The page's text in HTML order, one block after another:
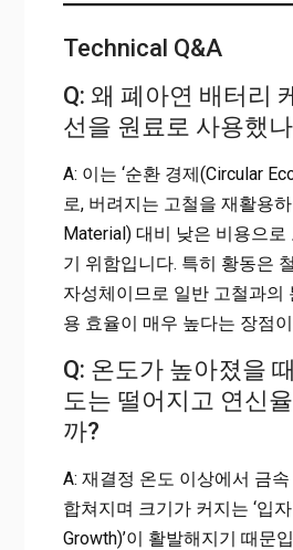
Technical Q&A
Q: 왜 폐아연 배터리
선을 원료로 사용했
A: 이는 ‘순환 경제(Circular
로, 버려지는 고철을 재활용
Material) 대비 낮은 비용으로
기 위함입니다. 특히 황동은
자성체이므로 일반 고철과의
용 효율이 매우 높다는 장점
Q: 온도가 높아졌을
도는 떨어지고 연신
까?
A: 재결정 온도 이상에서 금
합쳐지며 크기가 커지는 ‘입
Growth)’이 활발해지기 때문